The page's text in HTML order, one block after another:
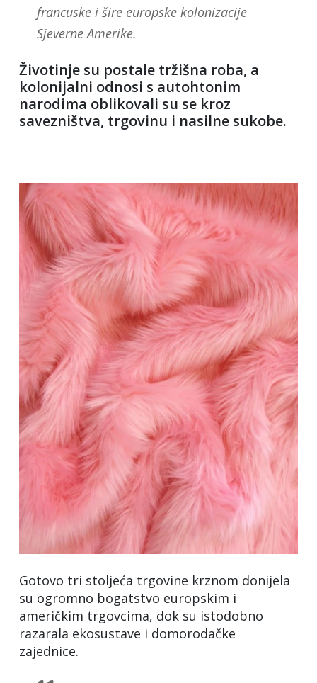
francuske i šire europske kolonizacije
Sjeverne Amerike.
Životinje su postale tržišna roba, a
kolonijalni odnosi s autohtonim
narodima oblikovali su se kroz
savezništva, trgovinu i nasilne sukobe.
Gotovo tri stoljeća trgovine krznom donijela
su ogromno bogatstvo europskim i
američkim trgovcima, dok su istodobno
razarala ekosustave i domorodačke
zajednice.